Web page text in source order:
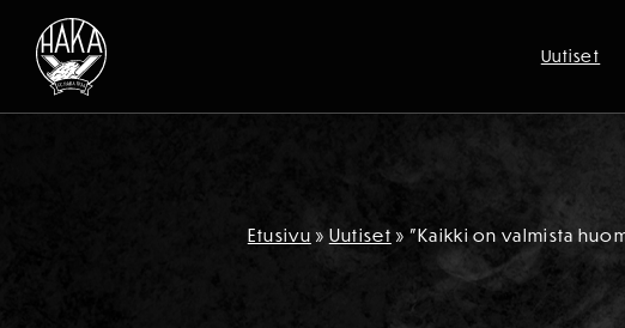
Siirry sisältöön
Uutiset
Etusivu » Uutiset » ”Kaikki on valmista